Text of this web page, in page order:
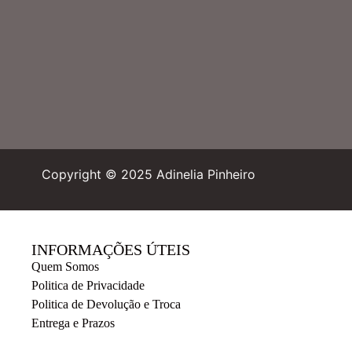
Copyright © 2025 Adinelia Pinheiro
INFORMAÇÕES ÚTEIS
Quem Somos
Politica de Privacidade
Politica de Devolução e Troca
Entrega e Prazos